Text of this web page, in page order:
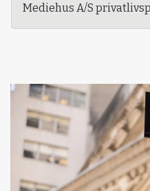
Mediehus A/S